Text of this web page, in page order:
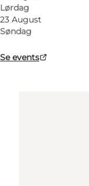
Lørdag
23 August
Søndag
Se events